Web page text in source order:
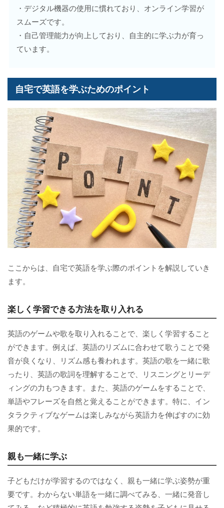
・デジタル機器の使用に慣れており、オンライン学習が
スムーズです。
・自己管理能力が向上しており、自主的に学ぶ力が育っ
ています。
自宅で英語を学ぶためのポイント
ここからは、自宅で英語を学ぶ際のポイントを解説していき
ます。
楽しく学習できる方法を取り入れる
英語のゲームや歌を取り入れることで、楽しく学習すること
ができます。例えば、英語のリズムに合わせて歌うことで発
音が良くなり、リズム感も養われます。英語の歌を一緒に歌
ったり、英語の歌詞を理解することで、リスニングとリーデ
ィングの力もつきます。また、英語のゲームをすることで、
単語やフレーズを自然と覚えることができます。特に、イン
タラクティブなゲームは楽しみながら英語力を伸ばすのに効
果的です。
親も一緒に学ぶ
子どもだけが学習するのではなく、親も一緒に学ぶ姿勢が重
要です。わからない単語を一緒に調べてみる、一緒に発音し